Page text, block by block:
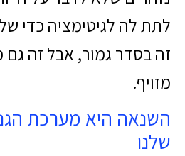
לתת לה לגיטימציה כדי
זה בסדר גמור, אבל זה
מזויף.
השנאה היא מערכת
שלנו